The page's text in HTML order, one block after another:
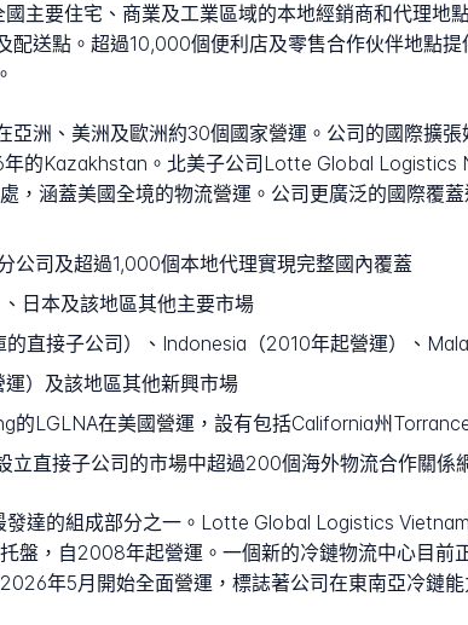
主要住宅、商業及工業區域的本地經銷商和代理
配送點。超過10,000個便利店及零售合作伙伴地點
洲、美洲及歐洲約30個國家營運。公司的國際擴
的Kazakhstan。北美子公司Lotte Global
，涵蓋美國全境的物流營運。公司更廣泛的國際覆
公司及超過1,000個本地代理實現完整國內覆蓋
日本及該地區其他主要市場
直接子公司）、Indonesia（2010年起營運）、
）及該地區其他新興市場
的LGLNA在美國營運，設有包括California州
立直接子公司的市場中超過200個海外物流合作關係
達的組成部分之一。Lotte Global Logistics
盤，自2008年起營運。一個新的冷鏈物流中心目
年5月開始全面營運，標誌著公司在東南亞冷鏈能